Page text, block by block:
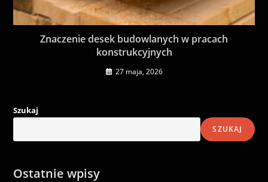
Znaczenie desek budowlanych w pracach
konstrukcyjnych
27 maja, 2026
Szukaj
SZUKAJ
Ostatnie wpisy